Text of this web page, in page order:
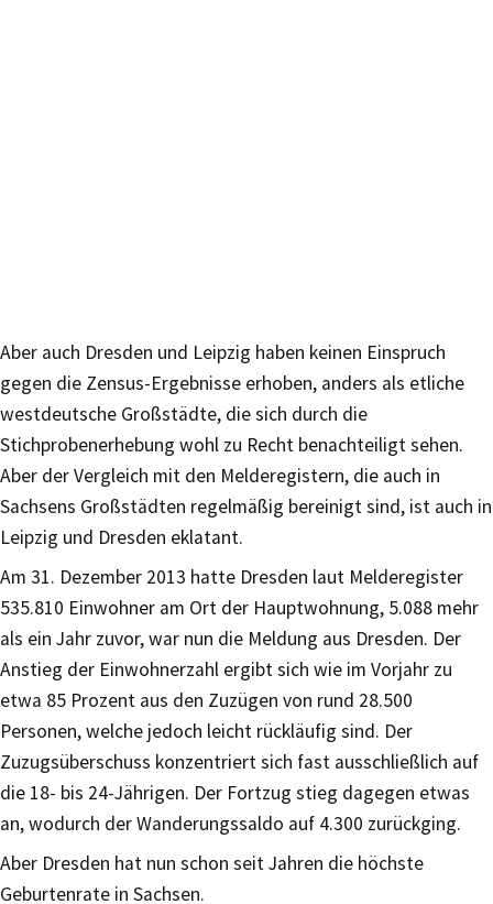
Aber auch Dresden und Leipzig haben keinen Einspruch
gegen die Zensus-Ergebnisse erhoben, anders als etliche
westdeutsche Großstädte, die sich durch die
Stichprobenerhebung wohl zu Recht benachteiligt sehen.
Aber der Vergleich mit den Melderegistern, die auch in
Sachsens Großstädten regelmäßig bereinigt sind, ist auch in
Leipzig und Dresden eklatant.
Am 31. Dezember 2013 hatte Dresden laut Melderegister
535.810 Einwohner am Ort der Hauptwohnung, 5.088 mehr
als ein Jahr zuvor, war nun die Meldung aus Dresden. Der
Anstieg der Einwohnerzahl ergibt sich wie im Vorjahr zu
etwa 85 Prozent aus den Zuzügen von rund 28.500
Personen, welche jedoch leicht rückläufig sind. Der
Zuzugsüberschuss konzentriert sich fast ausschließlich auf
die 18- bis 24-Jährigen. Der Fortzug stieg dagegen etwas
an, wodurch der Wanderungssaldo auf 4.300 zurückging.
Aber Dresden hat nun schon seit Jahren die höchste
Geburtenrate in Sachsen.